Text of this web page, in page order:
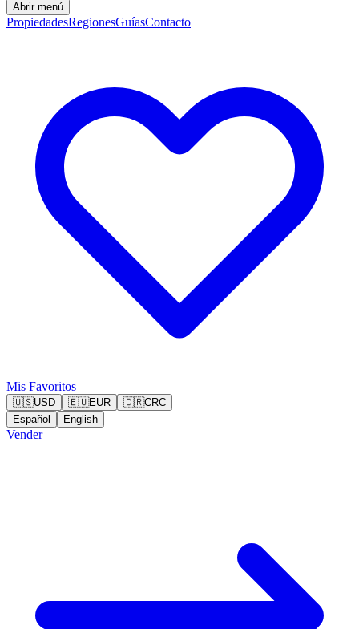
Abrir menú
PropiedadesRegionesGuíasContacto
Mis Favoritos
🇺🇸USD 🇪🇺EUR 🇨🇷CRC
Español
English
Vender